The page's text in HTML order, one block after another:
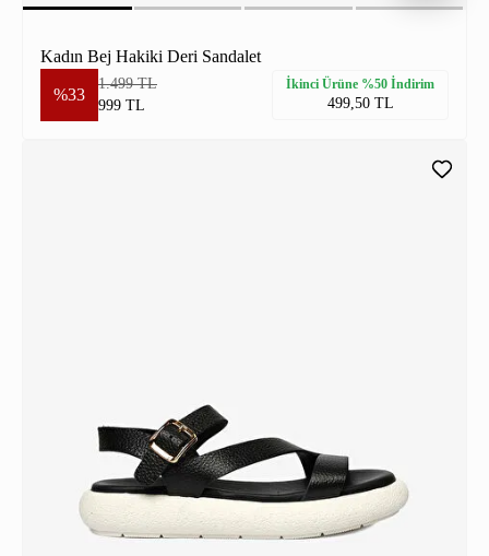
Kadın Bej Hakiki Deri Sandalet
%33
1.499 TL
999 TL
İkinci Ürüne %50 İndirim
499,50 TL